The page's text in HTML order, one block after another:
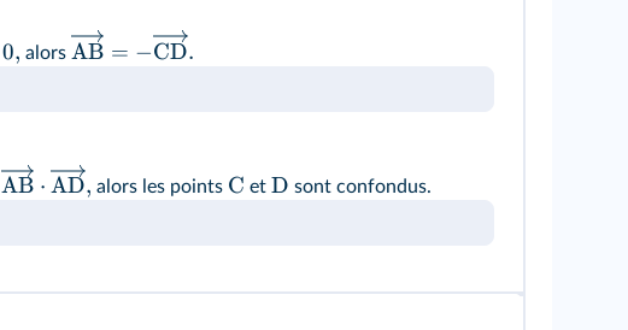
0, alors AB = −CD.
AB ⋅ AD, alors les points C et D sont confondus.